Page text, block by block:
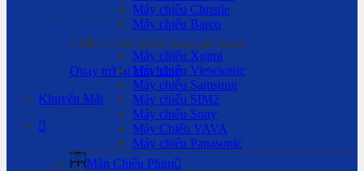
Chưa có sản phẩm trong giỏ hàng.
Quay trở lại cửa hàng
Khuyến Mãi
Máy chiếu Christie
Máy chiếu Barco
Máy chiếu Xgimi
Máy chiếu Viewsonic
Máy chiếu Samsung
Máy chiếu SIM2
Máy chiếu Sony
Máy Chiếu VAVA
Máy chiếu Panasonic
Màn Chiếu Phim